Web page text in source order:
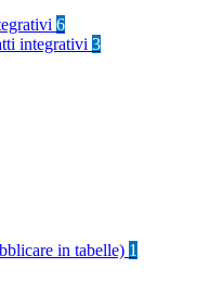
6
integrativi 3
in tabelle) 1